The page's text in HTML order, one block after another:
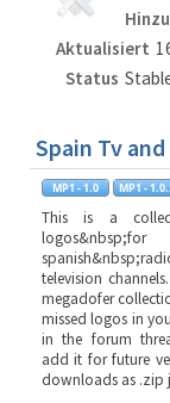
Aktualisiert
Status
Spain Tv
This is a
logos&nbsp;for
television
megadofer
missed logos in
in the forum
add it for future
downloads as .zip